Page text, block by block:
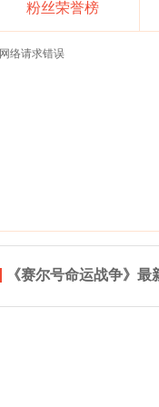
粉丝荣誉榜
网络请求错误
《赛尔号命运战争》最